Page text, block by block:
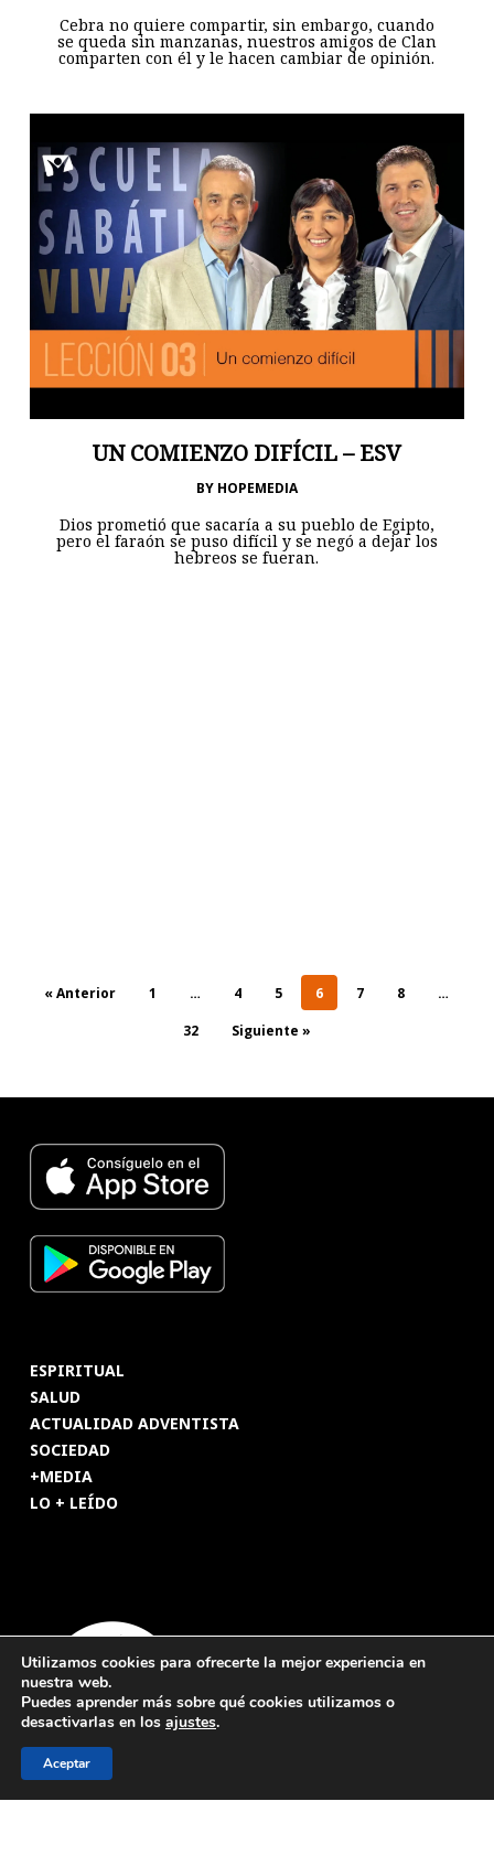
Cebra no quiere compartir, sin embargo, cuando
se queda sin manzanas, nuestros amigos de Clan
comparten con él y le hacen cambiar de opinión.
UN COMIENZO DIFÍCIL – ESV
BY HOPEMEDIA
Dios prometió que sacaría a su pueblo de Egipto,
pero el faraón se puso difícil y se negó a dejar los
hebreos se fueran.
« Anterior 1 … 4 5 6 7 8
…
32
Siguiente »
ESPIRITUAL
SALUD
ACTUALIDAD ADVENTISTA
SOCIEDAD
+MEDIA
LO + LEÍDO
Utilizamos cookies para ofrecerte la mejor experiencia en
nuestra web.
Puedes aprender más sobre qué cookies utilizamos o
desactivarlas en los ajustes.
Aceptar